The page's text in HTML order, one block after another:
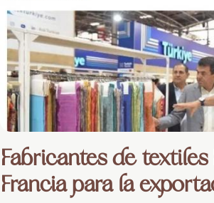
Fabricantes de
Francia para la